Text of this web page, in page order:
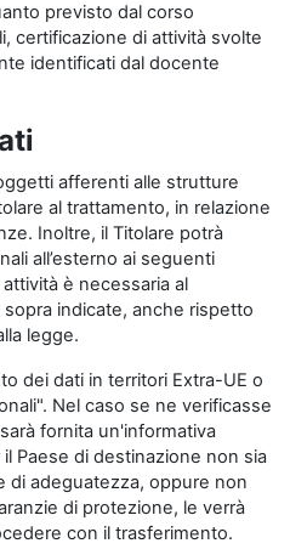
previsto dal corso
certificazione di attività svolte
identificati dal docente
afferenti alle strutture
al trattamento, in relazione
Inoltre, il Titolare potrà
all’esterno ai seguenti
è necessaria al
indicate, anche rispetto
legge.
dei dati in territori Extra-UE o
Nel caso se ne verificasse
fornita un'informativa
Paese di destinazione non sia
di adeguatezza, oppure non
di protezione, le verrà
con il trasferimento.